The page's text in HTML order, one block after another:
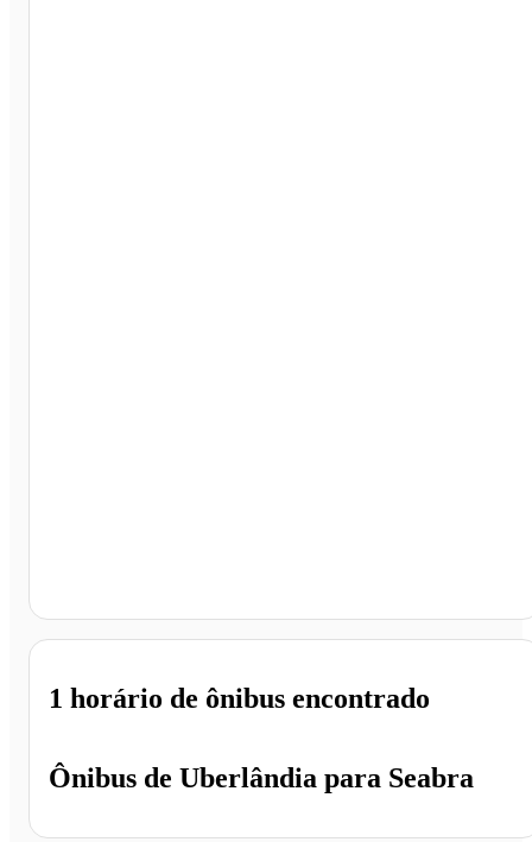
Ônibus de Uberlândia para Seabra
1 horário de ônibus encontrado